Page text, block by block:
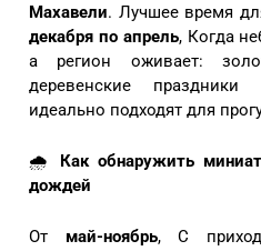
Махавели. Лучшее время
декабря по апрель, Когда
а регион оживает:
деревенские
идеально подходят для
🌧️ Как обнаружить
дождей
От май-ноябрь, С